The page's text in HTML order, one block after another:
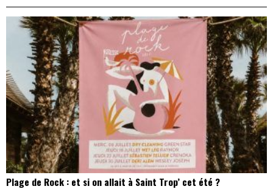
Plage de Rock : et si on allait à Saint Trop’ cet été ?